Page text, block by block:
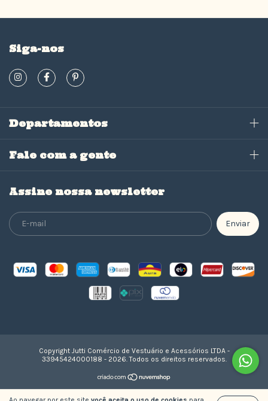
Siga-nos
Departamentos
Fale com a gente
Assine nossa newsletter
Copyright Jutti Comércio de Vestuário e Acessórios LTDA -
33945424000188 - 2026. Todos os direitos reservados.